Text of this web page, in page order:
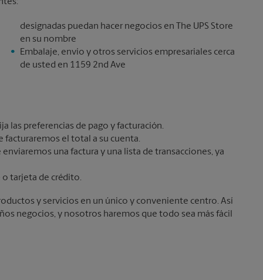
designadas puedan hacer negocios en The UPS Store
en su nombre
Embalaje, envío y otros servicios empresariales cerca
de usted en 1159 2nd Ave
las preferencias de pago y facturación.
facturaremos el total a su cuenta.
enviaremos una factura y una lista de transacciones, ya
o tarjeta de crédito.
y servicios en un único y conveniente centro. Así
negocios, y nosotros haremos que todo sea más fácil